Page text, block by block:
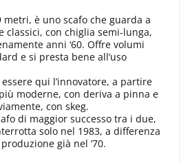
metri, è uno scafo che guarda a
classici, con chiglia semi-lunga,
anni ‘60. Offre volumi
e si presta bene all’uso
qui l’innovatore, a partire
moderne, con deriva a pinna e
con skeg.
di maggior successo tra i due,
solo nel 1983, a differenza
già nel ‘70.